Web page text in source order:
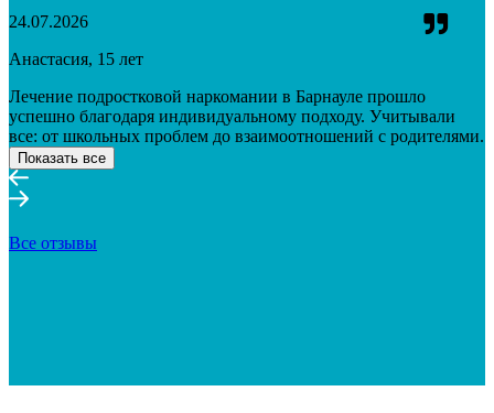
24.07.2026
Анастасия, 15 лет
Лечение подростковой наркомании в Барнауле прошло
успешно благодаря индивидуальному подходу. Учитывали
все: от школьных проблем до взаимоотношений с родителями.
Показать все
Все отзывы